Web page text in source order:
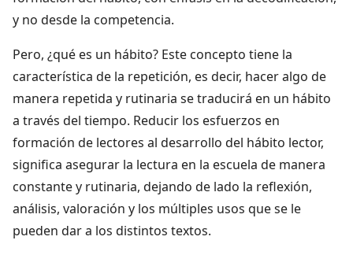
y no desde la competencia.
Pero, ¿qué es un hábito? Este concepto tiene la
característica de la repetición, es decir, hacer algo de
manera repetida y rutinaria se traducirá en un hábito
a través del tiempo. Reducir los esfuerzos en
formación de lectores al desarrollo del hábito lector,
significa asegurar la lectura en la escuela de manera
constante y rutinaria, dejando de lado la reflexión,
análisis, valoración y los múltiples usos que se le
pueden dar a los distintos textos.